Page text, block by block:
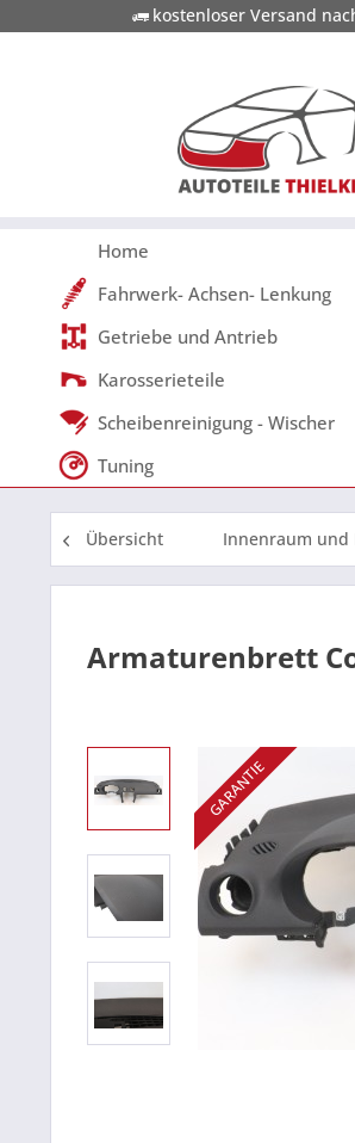
kostenloser Versand
Home
Fahrwerk- Achsen- Lenkung
Getriebe und Antrieb
Karosserieteile
Scheibenreinigung - Wischer
Tuning
Übersicht Innenraum und
Armaturenbrett
GARANTIE